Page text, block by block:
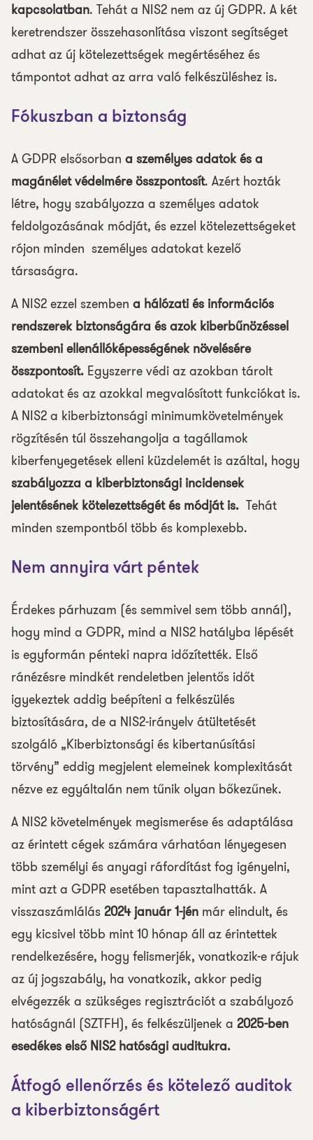
kapcsolatban. Tehát a NIS2 nem az új GDPR. A két
keretrendszer összehasonlítása viszont segítséget
adhat az új kötelezettségek megértéséhez és
támpontot adhat az arra való felkészüléshez is.
Fókuszban a biztonság
A GDPR elsősorban a személyes adatok és a
magánélet védelmére összpontosít. Azért hozták
létre, hogy szabályozza a személyes adatok
feldolgozásának módját, és ezzel kötelezettségeket
rójon minden személyes adatokat kezelő
társaságra.
A NIS2 ezzel szemben a hálózati és információs
rendszerek biztonságára és azok kiberbűnözéssel
szembeni ellenállóképességének növelésére
összpontosít. Egyszerre védi az azokban tárolt
adatokat és az azokkal megvalósított funkciókat is.
A NIS2 a kiberbiztonsági minimumkövetelmények
rögzítésén túl összehangolja a tagállamok
kiberfenyegetések elleni küzdelemét is azáltal, hogy
szabályozza a kiberbiztonsági incidensek
jelentésének kötelezettségét és módját is. Tehát
minden szempontból több és komplexebb.
Nem annyira várt péntek
Érdekes párhuzam (és semmivel sem több annál),
hogy mind a GDPR, mind a NIS2 hatályba lépését
is egyformán pénteki napra időzítették. Első
ránézésre mindkét rendeletben jelentős időt
igyekeztek addig beépíteni a felkészülés
biztosítására, de a NIS2-irányelv átültetését
szolgáló „Kiberbiztonsági és kibertanúsítási
törvény” eddig megjelent elemeinek komplexitását
nézve ez egyáltalán nem tűnik olyan bőkezűnek.
A NIS2 követelmények megismerése és adaptálása
az érintett cégek számára várhatóan lényegesen
több személyi és anyagi ráfordítást fog igényelni,
mint azt a GDPR esetében tapasztalhatták. A
visszaszámlálás2024 január 1-jén már elindult, és
egy kicsivel több mint 10 hónap áll az érintettek
rendelkezésére, hogy felismerjék, vonatkozik-e rájuk
az új jogszabály, ha vonatkozik, akkor pedig
elvégezzék a szükséges regisztrációt a szabályozó
hatóságnál (SZTFH), és felkészüljenek a 2025-ben
esedékes első NIS2 hatósági auditukra.
Átfogó ellenőrzés és kötelező auditok
a kiberbiztonságért